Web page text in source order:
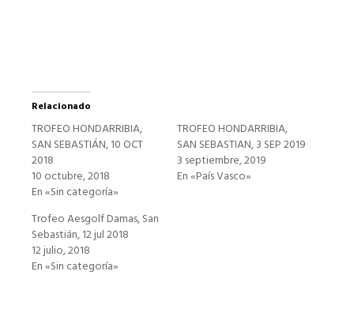
Relacionado
TROFEO HONDARRIBIA,
SAN SEBASTIÁN, 10 OCT
2018
10 octubre, 2018
En «Sin categoría»
TROFEO HONDARRIBIA,
SAN SEBASTIAN, 3 SEP 2019
3 septiembre, 2019
En «País Vasco»
Trofeo Aesgolf Damas, San
Sebastián, 12 jul 2018
12 julio, 2018
En «Sin categoría»